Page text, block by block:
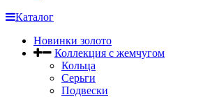
Каталог
Новинки золото
Коллекция с жемчугом
Кольца
Серьги
Подвески